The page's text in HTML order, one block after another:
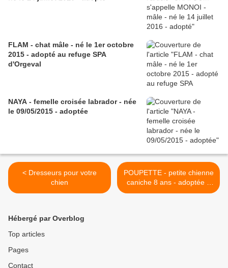
FLAM - chat mâle - né le 1er octobre
2015 - adopté au refuge SPA
d'Orgeval
NAYA - femelle croisée labrador - née
le 09/05/2015 - adoptée
< Dresseurs pour votre
chien
POUPETTE - petite chienne
caniche 8 ans - adoptée à
la fourrière de l'alliance >
Hébergé par Overblog
Top articles
Pages
Contact